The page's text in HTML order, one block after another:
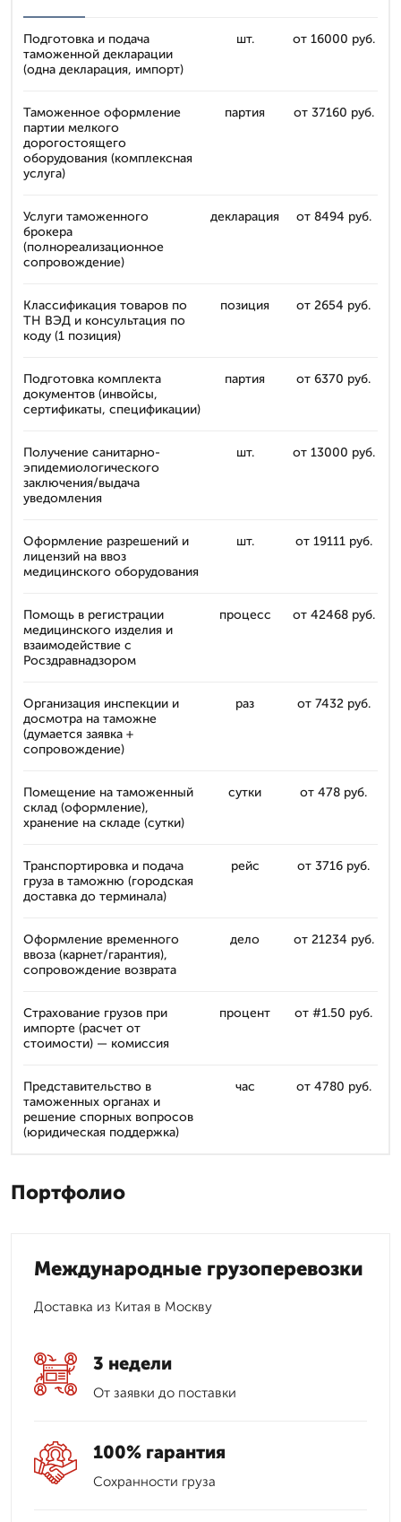
Подготовка и подача
таможенной декларации
(одна декларация, импорт)
шт. от 16000 руб.
Таможенное оформление
партии мелкого
дорогостоящего
оборудования (комплексная
услуга)
партия от 37160 руб.
Услуги таможенного
брокера
(полнореализационное
сопровождение)
декларация от 8494 руб.
Классификация товаров по
ТН ВЭД и консультация по
коду (1 позиция)
позиция от 2654 руб.
Подготовка комплекта
документов (инвойсы,
сертификаты, спецификации)
партия от 6370 руб.
Получение санитарно-
эпидемиологического
заключения/выдача
уведомления
шт. от 13000 руб.
Оформление разрешений и
лицензий на ввоз
медицинского оборудования
шт. от 19111 руб.
Помощь в регистрации
медицинского изделия и
взаимодействие с
Росздравнадзором
процесс от 42468 руб.
Организация инспекции и
досмотра на таможне
(думается заявка +
сопровождение)
раз от 7432 руб.
Помещение на таможенный
склад (оформление),
хранение на складе (сутки)
сутки от 478 руб.
Транспортировка и подача
груза в таможню (городская
доставка до терминала)
рейс от 3716 руб.
Оформление временного
ввоза (карнет/гарантия),
сопровождение возврата
дело от 21234 руб.
Страхование грузов при
импорте (расчет от
стоимости) — комиссия
процент от #1.50 руб.
Представительство в
таможенных органах и
решение спорных вопросов
(юридическая поддержка)
час от 4780 руб.
Портфолио
Международные грузоперевозки
Доставка из Китая в Москву
3 недели
От заявки до поставки
100% гарантия
Сохранности груза